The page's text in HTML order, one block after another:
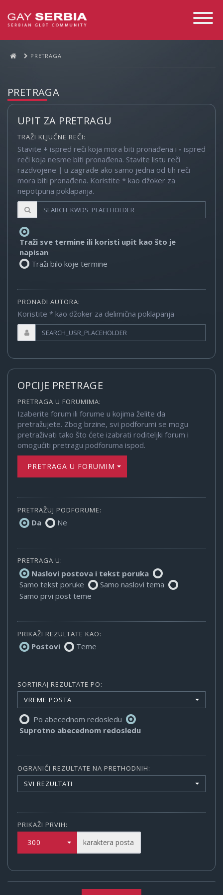
Toggle
PRETRAGA
PRETRAGA
UPIT ZA PRETRAGU
TRAŽI KLJUČNE REČI:
Stavite + ispred reči koja mora biti pronađena i - ispred
reči koja nesme biti pronađena. Stavite listu reči
razdvojene | u zagrade ako samo jedna od tih reči
mora biti pronađena. Koristite * kao džoker za
nepotpuna poklapanja.
Traži sve termine ili koristi upit kao što je
napisan
Traži bilo koje termine
PRONAĐI AUTORA:
Koristite * kao džoker za delimična poklapanja
OPCIJE PRETRAGE
PRETRAGA U FORUMIMA:
Izaberite forum ili forume u kojima želite da
pretražujete. Zbog brzine, svi podforumi se mogu
pretraživati tako što ćete izabrati roditeljki forum i
omogućiti pretragu podforuma ispod.
PRETRAGA U FORUMIMA
PRETRAŽUJ PODFORUME:
Da Ne
PRETRAGA U:
Naslovi postova i tekst poruka
Samo tekst poruke
Samo naslovi tema
Samo prvi post teme
PRIKAŽI REZULTATE KAO:
Postovi Teme
SORTIRAJ REZULTATE PO:
VREME POSTA
Po abecednom redosledu
Suprotno abecednom redosledu
OGRANIČI REZULTATE NA PRETHODNIH:
SVI REZULTATI
PRIKAŽI PRVIH:
300 karaktera posta